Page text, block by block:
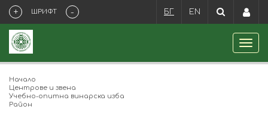
+ ШРИФТ - БГ EN
Начало
Центрове и звена
Учебно-опитна винарска изба
Район